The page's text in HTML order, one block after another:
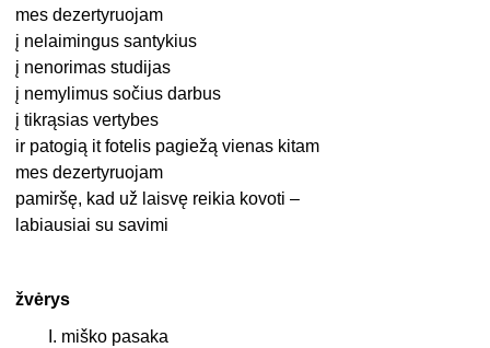
mes dezertyruojam
į nelaimingus santykius
į nenorimas studijas
į nemylimus sočius darbus
į tikrąsias vertybes
ir patogią it fotelis pagiežą vienas kitam
mes dezertyruojam
pamiršę, kad už laisvę reikia kovoti –
labiausiai su savimi
žvėrys
I. miško pasaka